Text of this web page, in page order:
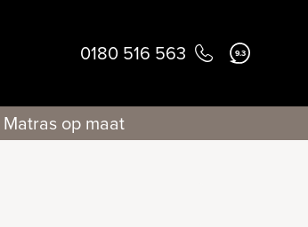
0180 516 563 9.3
Matras op maat